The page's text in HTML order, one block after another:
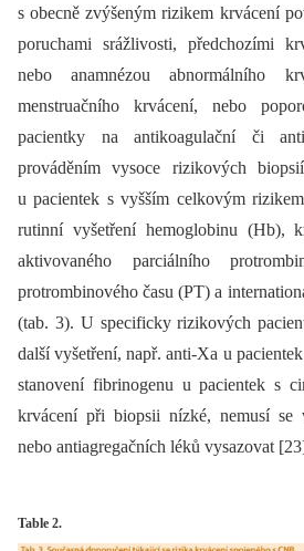
s obecně zvýšeným rizikem krvácení
poruchami srážlivosti, předchozími
nebo anamnézou abnormálního
menstruačního krvácení, nebo
pacientky na antikoagulační či
prováděním vysoce rizikových
u pacientek s vyšším celkovým
rutinní vyšetření hemoglobinu (Hb),
aktivovaného parciálního
protrombinového času (PT) a
(tab. 3). U specificky rizikových
další vyšetření, např. anti-Xa u
stanovení fibrinogenu u pacientek s
krvácení při biopsii nízké, nemusí se
nebo antiagregačních léků vysazovat
Table 2.